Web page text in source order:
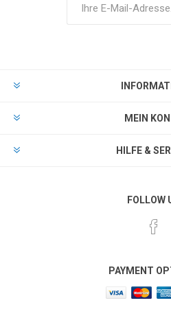
MEIN
HILFE &
FOLLOW
PAYMENT